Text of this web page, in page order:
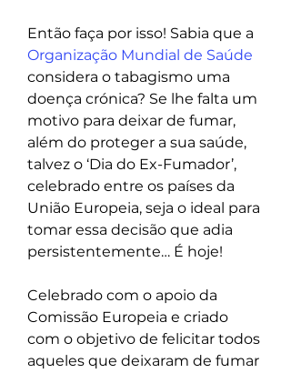
Então faça por isso! Sabia que a
Organização Mundial de Saúde
considera o tabagismo uma
doença crónica? Se lhe falta um
motivo para deixar de fumar,
além do proteger a sua saúde,
talvez o ‘Dia do Ex-Fumador’,
celebrado entre os países da
União Europeia, seja o ideal para
tomar essa decisão que adia
persistentemente… É hoje!
Celebrado com o apoio da
Comissão Europeia e criado
com o objetivo de felicitar todos
aqueles que deixaram de fumar